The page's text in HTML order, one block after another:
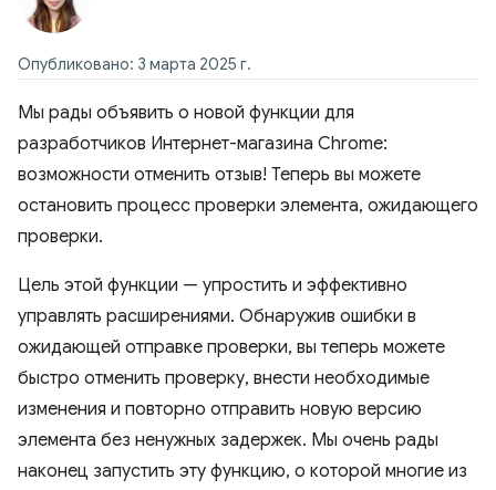
Опубликовано: 3 марта 2025 г.
Мы рады объявить о новой функции для
разработчиков Интернет-магазина Chrome:
возможности отменить отзыв! Теперь вы можете
остановить процесс проверки элемента, ожидающего
проверки.
Цель этой функции — упростить и эффективно
управлять расширениями. Обнаружив ошибки в
ожидающей отправке проверки, вы теперь можете
быстро отменить проверку, внести необходимые
изменения и повторно отправить новую версию
элемента без ненужных задержек. Мы очень рады
наконец запустить эту функцию, о которой многие из